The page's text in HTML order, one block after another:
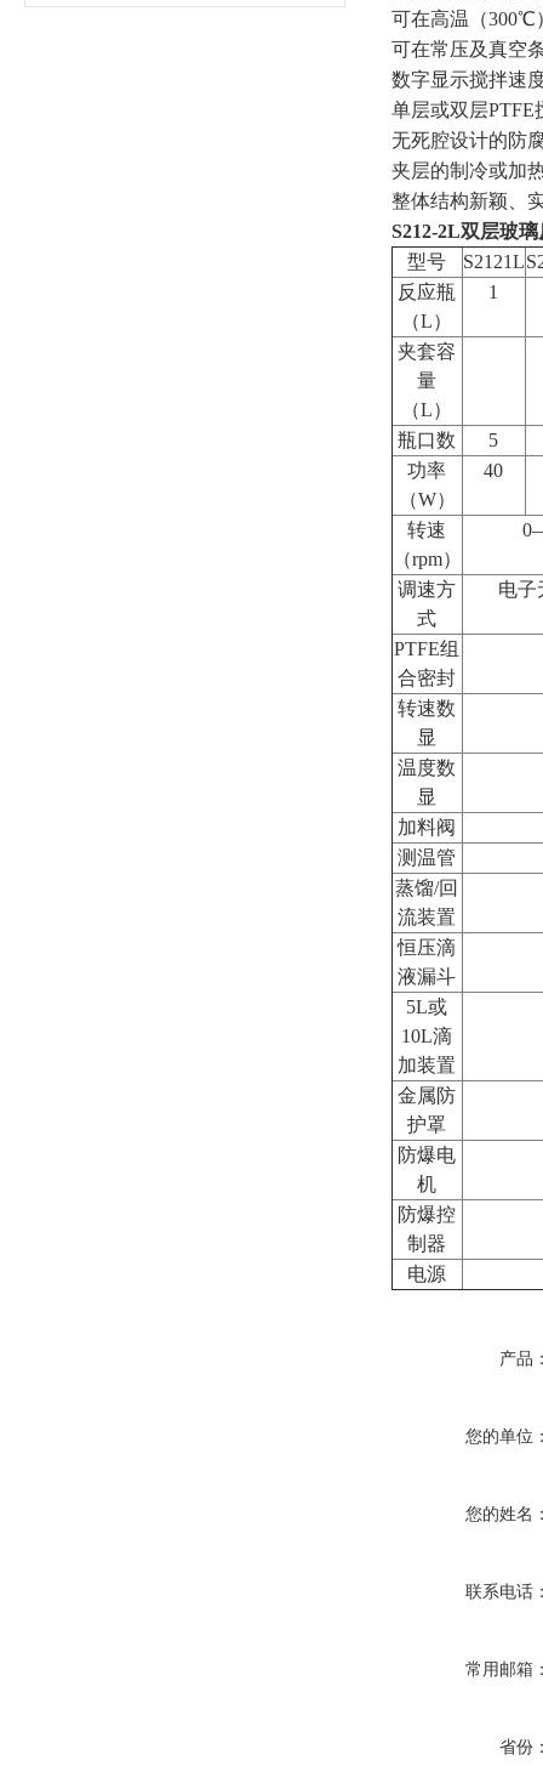
可在高温（300℃
可在常压及真空
数字显示搅拌速
单层或双层PTFE
无死腔设计的防
夹层的制冷或加
整体结构新颖、
S212-2L双层玻
型号
S2121L
反应瓶
（L）
1
夹套容
量
（L）
瓶口数
5
功率
（W）
40
转速
（rpm）
调速方
式
电子
PTFE组
合密封
转速数
显
温度数
显
加料阀
测温管
蒸馏/回
流装置
恒压滴
液漏斗
5L或
10L滴
加装置
金属防
护罩
防爆电
机
防爆控
制器
电源
产品
您的单位
您的姓名
联系电话
常用邮箱
省份